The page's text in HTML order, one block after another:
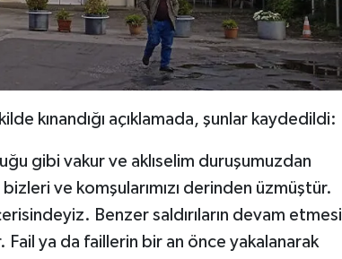
kınandığı açıklamada, şunlar kaydedildi:
gibi vakur ve aklıselim duruşumuzdan
ve komşularımızı derinden üzmüştür.
Benzer saldırıların devam etmesi
ya da faillerin bir an önce yakalanarak